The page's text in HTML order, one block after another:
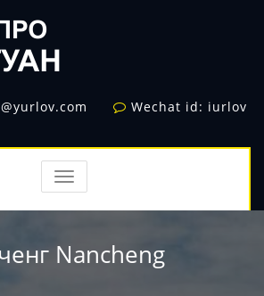
Wechat id: iurlov
TOGGLE
NAVIGATION
Nancheng